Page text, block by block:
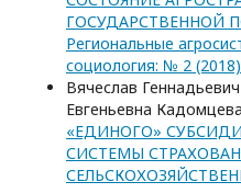
ГОСУДАРСТВЕННОЙ
Региональные
социология: № 2 (2018)
Вячеслав
Евгеньевна
«ЕДИНОГО»
СИСТЕМЫ